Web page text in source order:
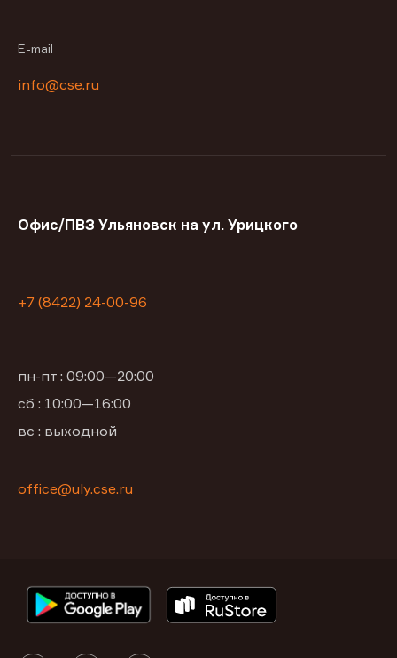
E-mail
info@cse.ru
Офис/ПВЗ Ульяновск на ул. Урицкого
+7 (8422) 24-00-96
пн-пт : 09:00—20:00
сб : 10:00—16:00
вс : выходной
office@uly.cse.ru